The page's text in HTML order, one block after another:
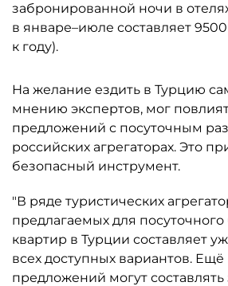
забронированной ночи в
в январе–июле составляет
к году).
На желание ездить в Турцию
мнению экспертов, мог
предложений с посуточным
российских агрегаторах. Это
безопасный инструмент.
"В ряде туристических
предлагаемых для
квартир в Турции составляет
всех доступных вариантов. Ещё
предложений могут